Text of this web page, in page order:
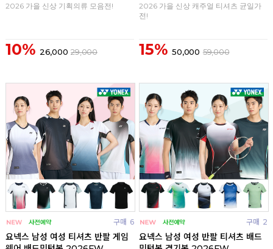
2026 가을 신상 기획의류 모음전!
10% 26,000 29,000
2026 가을 신상 캐주얼 티셔츠 균일가
전!
15% 50,000 59,000
구매 6
요넥스 남성 여성 티셔츠 반팔 게임
구매 2
요넥스 남성 여성 반팔 티셔츠 배드